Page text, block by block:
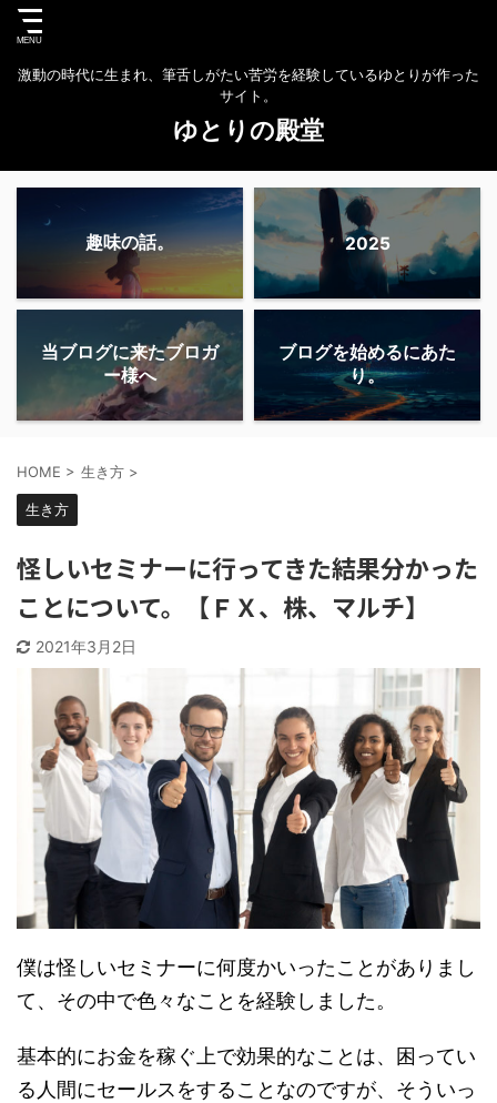
激動の時代に生まれ、筆舌しがたい苦労を経験しているゆとりが作った
サイト。
ゆとりの殿堂
趣味の話。 2025
当ブログに来たブロガ
ー様へ
ブログを始めるにあた
り。
HOME > 生き方 >
生き方
怪しいセミナーに行ってきた結果分かった
ことについて。【ＦＸ、株、マルチ】
2021年3月2日
僕は怪しいセミナーに何度かいったことがありまし
て、その中で色々なことを経験しました。
基本的にお金を稼ぐ上で効果的なことは、困ってい
る人間にセールスをすることなのですが、そういっ